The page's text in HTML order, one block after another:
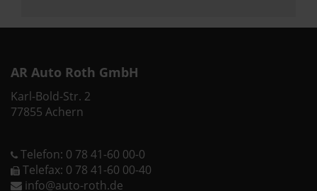
AR Auto Roth GmbH
Karl-Bold-Str. 2
77855 Achern
Telefon: 0 78 41-60 00-0
Telefax: 0 78 41-60 00-40
info@auto-roth.de